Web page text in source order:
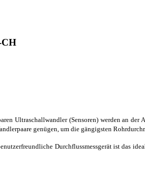
CH
Ultraschallwandler (Sensoren) werden an
genügen, um die gängigsten
Durchflussmessgerät ist das